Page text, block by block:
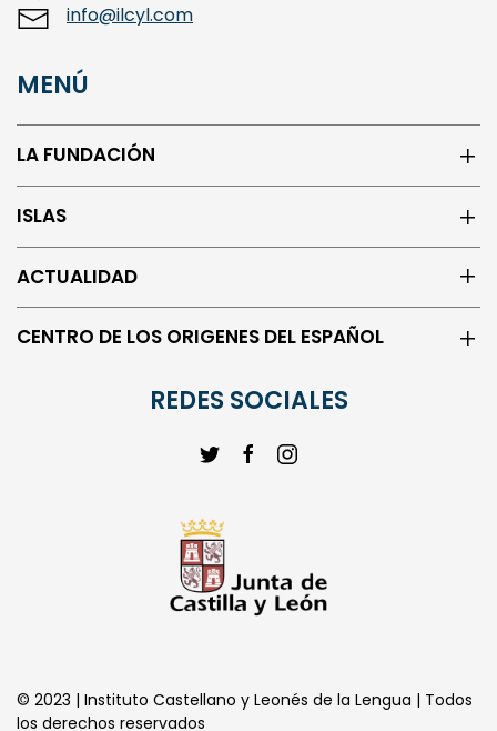
info@ilcyl.com
MENÚ
LA FUNDACIÓN
ISLAS
ACTUALIDAD
CENTRO DE LOS ORIGENES DEL ESPAÑOL
REDES SOCIALES
© 2023 | Instituto Castellano y Leonés de la Lengua | Todos
los derechos reservados